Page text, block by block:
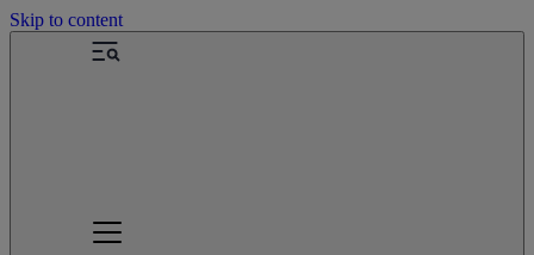
Skip to content